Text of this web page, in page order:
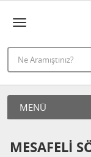
MENÜ
MESAFELI